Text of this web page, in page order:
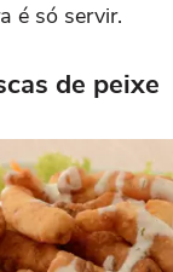
é só servir.
de peixe